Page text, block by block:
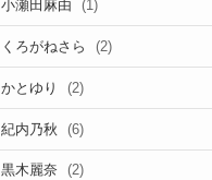
小瀬田麻由 (1)
くろがねさら (2)
かとゆり (2)
紀内乃秋 (6)
黒木麗奈 (2)